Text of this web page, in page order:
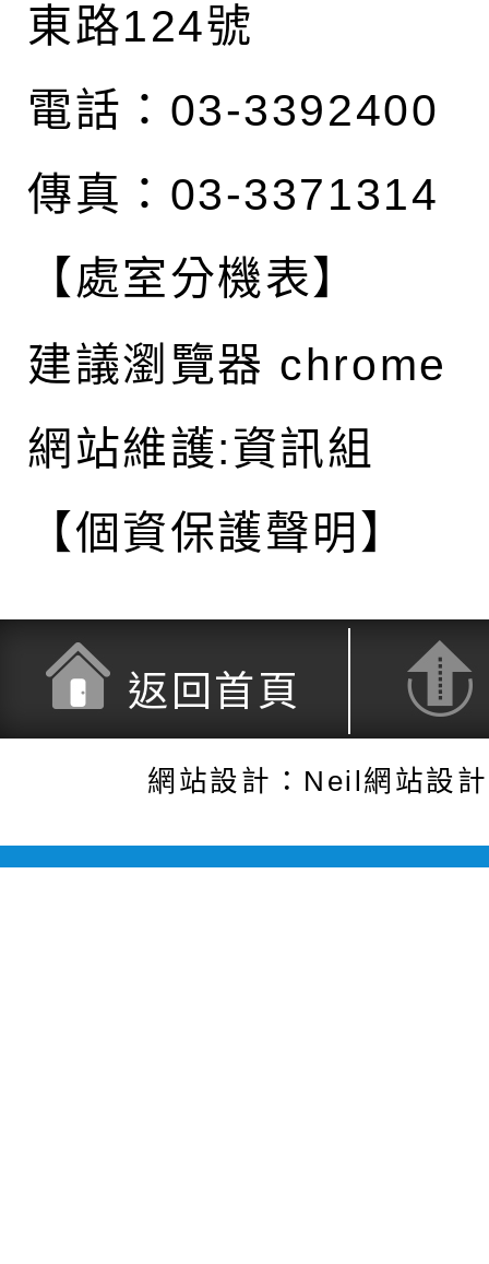
東路124號
電話：03-3392400
傳真：03-3371314
【處室分機表】
建議瀏覽器 chrome
網站維護:資訊組
【個資保護聲明】
返回首頁
網站設計：Neil網站設